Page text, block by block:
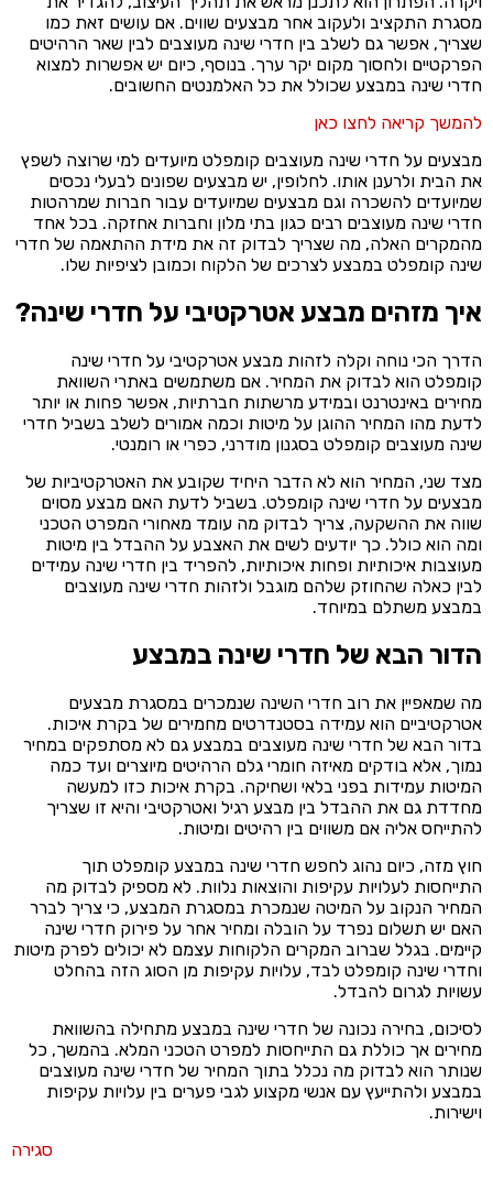
מסגרת התקציב ולעקוב אחר מבצעים שווים. אם עושים זאת כמו
שצריך, אפשר גם לשלב בין חדרי שינה מעוצבים לבין שאר הרהיטים
הפרקטיים ולחסוך מקום יקר ערך. בנוסף, כיום יש אפשרות למצוא
חדרי שינה במבצע שכולל את כל האלמנטים החשובים.
להמשך קריאה לחצו כאן
מבצעים על חדרי שינה מעוצבים קומפלט מיועדים למי שרוצה לשפץ
את הבית ולרענן אותו. לחלופין, יש מבצעים שפונים לבעלי נכסים
שמיועדים להשכרה וגם מבצעים שמיועדים עבור חברות שמרהטות
חדרי שינה מעוצבים רבים כגון בתי מלון וחברות אחזקה. בכל אחד
מהמקרים האלה, מה שצריך לבדוק זה את מידת ההתאמה של חדרי
שינה קומפלט במבצע לצרכים של הלקוח וכמובן לציפיות שלו.
איך מזהים מבצע אטרקטיבי על חדרי שינה?
הדרך הכי נוחה וקלה לזהות מבצע אטרקטיבי על חדרי שינה
קומפלט הוא לבדוק את המחיר. אם משתמשים באתרי השוואת
מחירים באינטרנט ובמידע מרשתות חברתיות, אפשר פחות או יותר
לדעת מהו המחיר ההוגן על מיטות וכמה אמורים לשלב בשביל חדרי
שינה מעוצבים קומפלט בסגנון מודרני, כפרי או רומנטי.
מצד שני, המחיר הוא לא הדבר היחיד שקובע את האטרקטיביות של
מבצעים על חדרי שינה קומפלט. בשביל לדעת האם מבצע מסוים
שווה את ההשקעה, צריך לבדוק מה עומד מאחורי המפרט הטכני
ומה הוא כולל. כך יודעים לשים את האצבע על ההבדל בין מיטות
מעוצבות איכותיות ופחות איכותיות, להפריד בין חדרי שינה עמידים
לבין כאלה שהחוזק שלהם מוגבל ולזהות חדרי שינה מעוצבים
במבצע משתלם במיוחד.
הדור הבא של חדרי שינה במבצע
מה שמאפיין את רוב חדרי השינה שנמכרים במסגרת מבצעים
אטרקטיביים הוא עמידה בסטנדרטים מחמירים של בקרת איכות.
בדור הבא של חדרי שינה מעוצבים במבצע גם לא מסתפקים במחיר
נמוך, אלא בודקים מאיזה חומרי גלם הרהיטים מיוצרים ועד כמה
המיטות עמידות בפני בלאי ושחיקה. בקרת איכות כזו למעשה
מחדדת גם את ההבדל בין מבצע רגיל ואטרקטיבי והיא זו שצריך
להתייחס אליה אם משווים בין רהיטים ומיטות.
חוץ מזה, כיום נהוג לחפש חדרי שינה במבצע קומפלט תוך
התייחסות לעלויות עקיפות והוצאות נלוות. לא מספיק לבדוק מה
המחיר הנקוב על המיטה שנמכרת במסגרת המבצע, כי צריך לברר
האם יש תשלום נפרד על הובלה ומחיר אחר על פירוק חדרי שינה
קיימים. בגלל שברוב המקרים הלקוחות עצמם לא יכולים לפרק מיטות
וחדרי שינה קומפלט לבד, עלויות עקיפות מן הסוג הזה בהחלט
עשויות לגרום להבדל.
לסיכום, בחירה נכונה של חדרי שינה במבצע מתחילה בהשוואת
מחירים אך כוללת גם התייחסות למפרט הטכני המלא. בהמשך, כל
שנותר הוא לבדוק מה נכלל בתוך המחיר של חדרי שינה מעוצבים
במבצע ולהתייעץ עם אנשי מקצוע לגבי פערים בין עלויות עקיפות
וישירות.
סגירה